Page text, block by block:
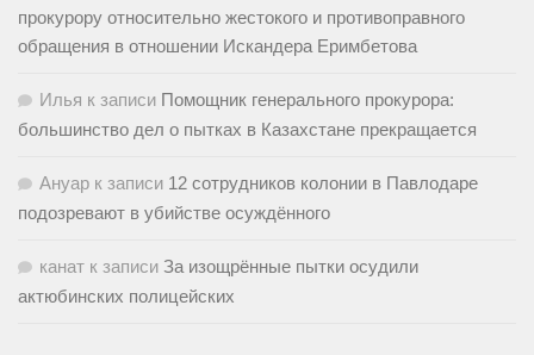
прокурору относительно жестокого и противоправного
обращения в отношении Искандера Еримбетова
Илья к записи Помощник генерального прокурора:
большинство дел о пытках в Казахстане прекращается
Ануар к записи 12 сотрудников колонии в Павлодаре
подозревают в убийстве осуждённого
канат к записи За изощрённые пытки осудили
актюбинских полицейских